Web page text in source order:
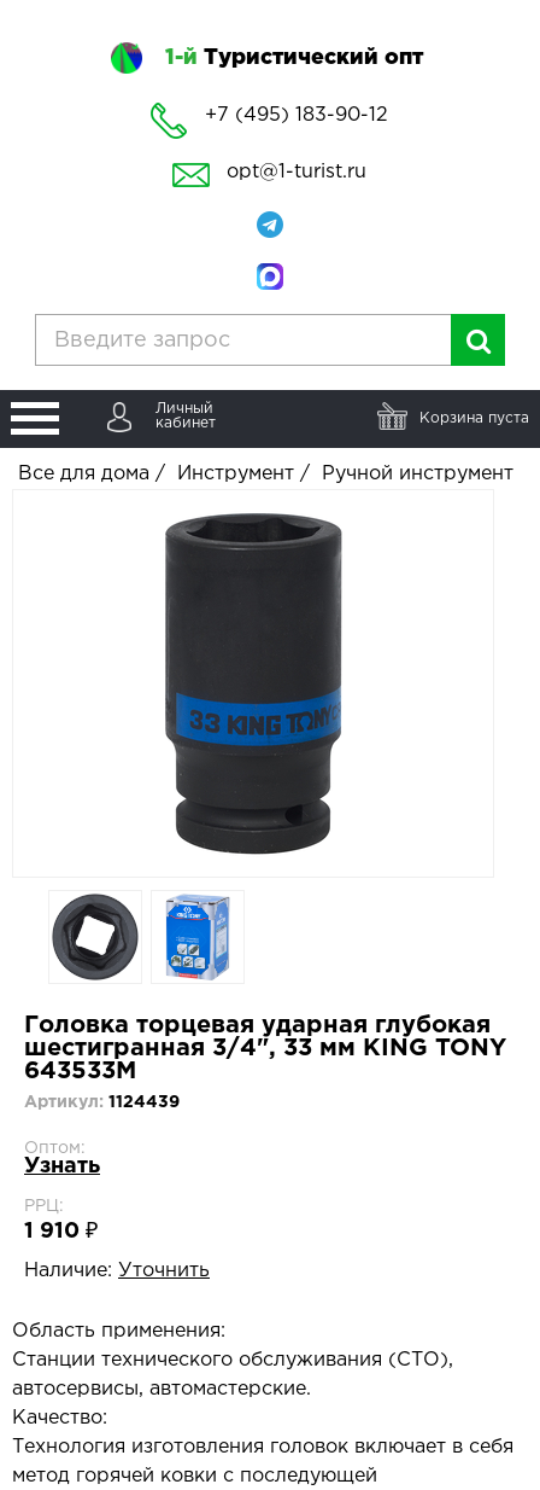
1-й Туристический опт
+7 (495) 183-90-12
opt@1-turist.ru
Личный
кабинет
Корзина пуста
Все для дома / Инструмент / Ручной инструмент
Головка торцевая ударная глубокая
шестигранная 3/4", 33 мм KING TONY
643533M
Артикул: 1124439
Оптом:
Узнать
РРЦ:
1 910 ₽
Наличие: Уточнить
Область применения:
Станции технического обслуживания (СТО),
автосервисы, автомастерские.
Качество:
Технология изготовления головок включает в себя
метод горячей ковки с последующей